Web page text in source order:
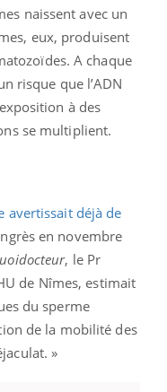
naissent avec un
eux, produisent
A chaque
risque que l’ADN
à des
se multiplient.
avertissait déjà de
en novembre
, le Pr
de Nîmes, estimait
du sperme
de la mobilité des
»